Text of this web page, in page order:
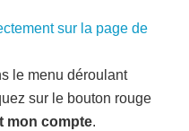
sur la page de
le menu déroulant
sur le bouton rouge
mon compte.